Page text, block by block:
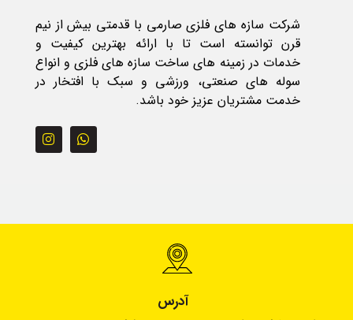
شرکت سازه های فلزی صارمی با قدمتی بیش از نیم
قرن توانسته است تا با ارائه بهترین کیفیت و
خدمات در زمینه های ساخت سازه های فلزی و انواع
سوله های صنعتی، ورزشی و سبک با افتخار در
خدمت مشتریان عزیز خود باشد.
آدرس